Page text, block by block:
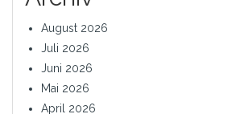
August 2026
Juli 2026
Juni 2026
Mai 2026
April 2026